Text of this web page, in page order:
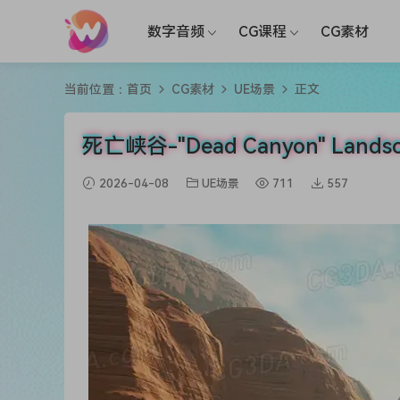
数字音频 CG课程 CG素材
当前位置： 首页 CG素材 UE场景 正文
死亡峡谷-"Dead Canyon"
2026-04-08 UE场景 711 557